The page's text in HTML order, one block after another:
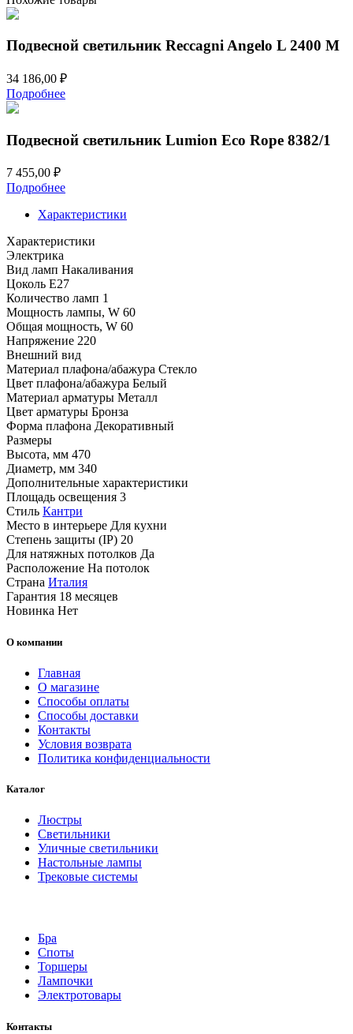
Подвесной светильник Reccagni Angelo L 2400 M
34 186,00 ₽
Подробнее
Подвесной светильник Lumion Eco Rope 8382/1
7 455,00 ₽
Подробнее
Характеристики
Характеристики
Электрика
Вид ламп Накаливания
Цоколь E27
Количество ламп 1
Мощность лампы, W 60
Общая мощность, W 60
Напряжение 220
Внешний вид
Материал плафона/абажура Стекло
Цвет плафона/абажура Белый
Материал арматуры Металл
Цвет арматуры Бронза
Форма плафона Декоративный
Размеры
Высота, мм 470
Диаметр, мм 340
Дополнительные характеристики
Площадь освещения 3
Стиль Кантри
Место в интерьере Для кухни
Степень защиты (IP) 20
Для натяжных потолков Да
Расположение На потолок
Страна Италия
Гарантия 18 месяцев
Новинка Нет
О компании
Главная
О магазине
Способы оплаты
Способы доставки
Контакты
Условия возврата
Политика конфиденциальности
Каталог
Люстры
Светильники
Уличные светильники
Настольные лампы
Трековые системы
Бра
Споты
Торшеры
Лампочки
Электротовары
Контакты